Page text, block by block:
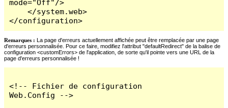
mode="Off"/>
    </system.web>
</configuration>
Remarques : La page d'erreurs actuellement affichée peut être remplacée par une page
d'erreurs personnalisée. Pour ce faire, modifiez l'attribut "defaultRedirect" de la balise de
configuration <customErrors> de l'application, de sorte qu'il pointe vers une URL de la
page d'erreurs personnalisée !
<!-- Fichier de configuration
Web.Config -->